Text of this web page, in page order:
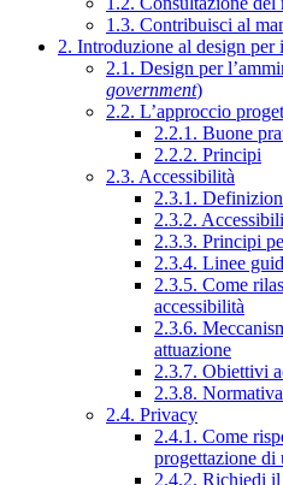
1.3. Contribuisci al
2. Introduzione al design
2.1. Design per
government)
2.2. L’approccio
2.2.1. Buone
2.2.2. Principi
2.3. Accessibilità
2.3.1.
2.3.2.
2.3.3. Principi
2.3.4. Linee
2.3.5. Come
accessibilità
2.3.6.
attuazione
2.3.7. Obiettivi
2.3.8.
2.4. Privacy
2.4.1. Come
progettazione di
2.4.2. Richiedi il